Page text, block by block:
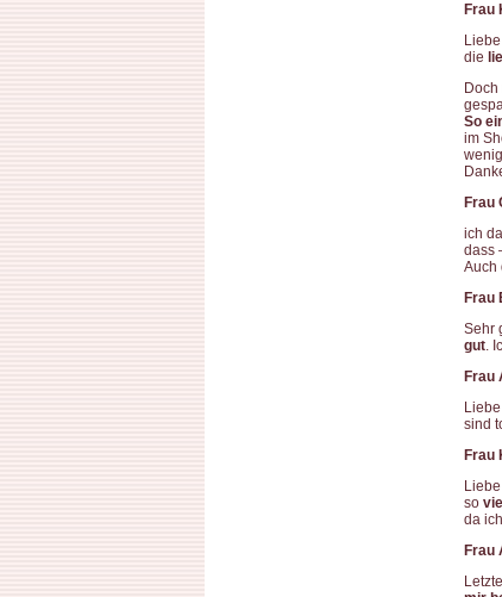
Frau
die
Doch
So
im
Frau
ich
dass
Auch
Frau
Sehr
gut .
Frau
sind
Frau
so
da
Frau